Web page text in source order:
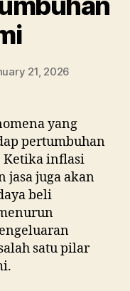
21, 2026
yang
pertumbuhan
Ketika inflasi
jasa juga akan
beli
satu pilar